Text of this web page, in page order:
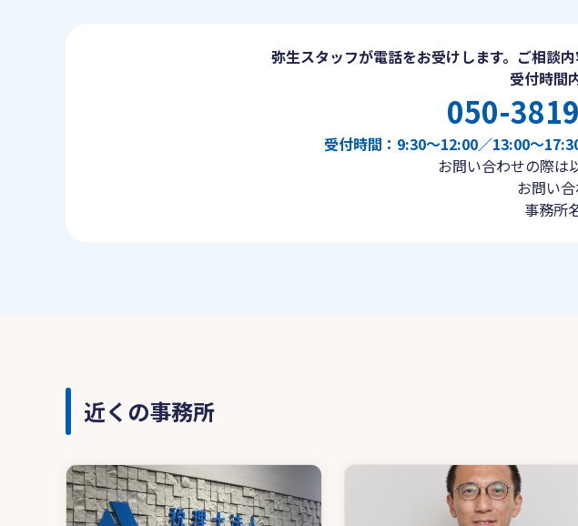
弥生スタッフが電話をお受けします。ご相談
受付時間
050-
受付時間：9:30〜12:00／13:00〜
お問い合わせの際は
お問い
事務所
近くの事務所